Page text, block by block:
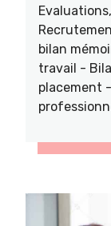
bilan
travail -
placement